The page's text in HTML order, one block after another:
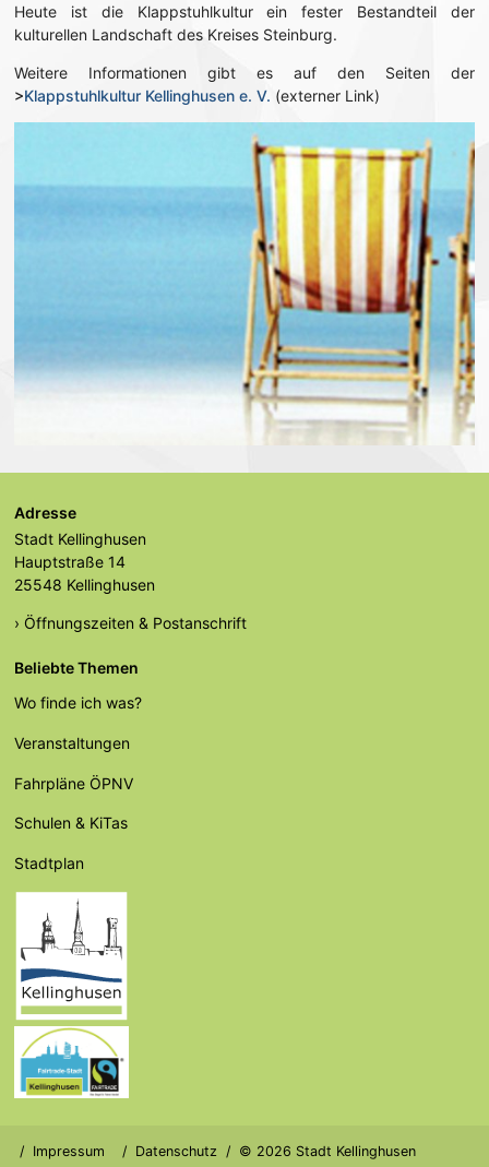
Heute ist die Klappstuhlkultur ein fester Bestandteil der
kulturellen Landschaft des Kreises Steinburg.
Weitere Informationen gibt es auf den Seiten der
>Klappstuhlkultur Kellinghusen e. V. (externer Link)
Adresse
Stadt Kellinghusen
Hauptstraße 14
25548 Kellinghusen
› Öffnungszeiten & Postanschrift
Beliebte Themen
Wo finde ich was?
Veranstaltungen
Fahrpläne ÖPNV
Schulen & KiTas
Stadtplan
Impressum Datenschutz © 2026 Stadt Kellinghusen